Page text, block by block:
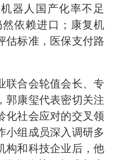
器人国产化率不足
依赖进口；康复机
估标准，医保支付路
联合会轮值会长、专
郭康玺代表密切关注
化社会应对的交叉领
小组成员深入调研多
构和科技企业后，他